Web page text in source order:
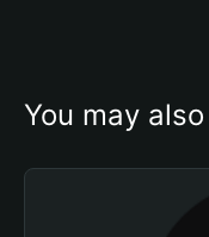
You may